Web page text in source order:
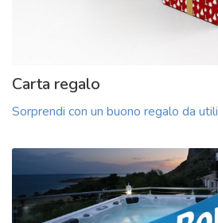
Carta regalo
Sorprendi con un buono regalo da